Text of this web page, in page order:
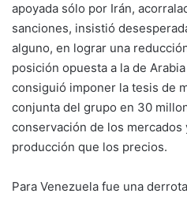
apoyada sólo por Irán,
sanciones, insistió
alguno, en lograr una
posición opuesta a la de
consiguió imponer la tesis de
conjunta del grupo en 30
conservación de los mercados
producción que los precios.
Para Venezuela fue una